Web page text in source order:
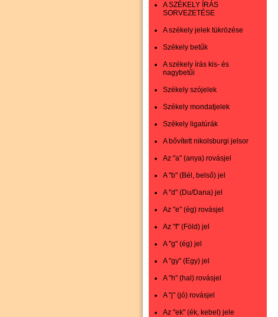
A SZÉKELY ÍRÁS
SORVEZETÉSE
A székely jelek tükrözése
Székely betűk
A székely írás kis- és
nagybetűi
Székely szójelek
Székely mondatjelek
Székely ligatúrák
A bővített nikolsburgi jelsor
Az "a" (anya) rovásjel
A "b" (Bél, belső) jel
A "d" (Du/Dana) jel
Az "e" (ég) rovásjel
Az "f" (Föld) jel
A "g" (ég) jel
A "gy" (Egy) jel
A "h" (hal) rovásjel
A "j" (jó) rovásjel
Az "ek" (ék, kebel) jele